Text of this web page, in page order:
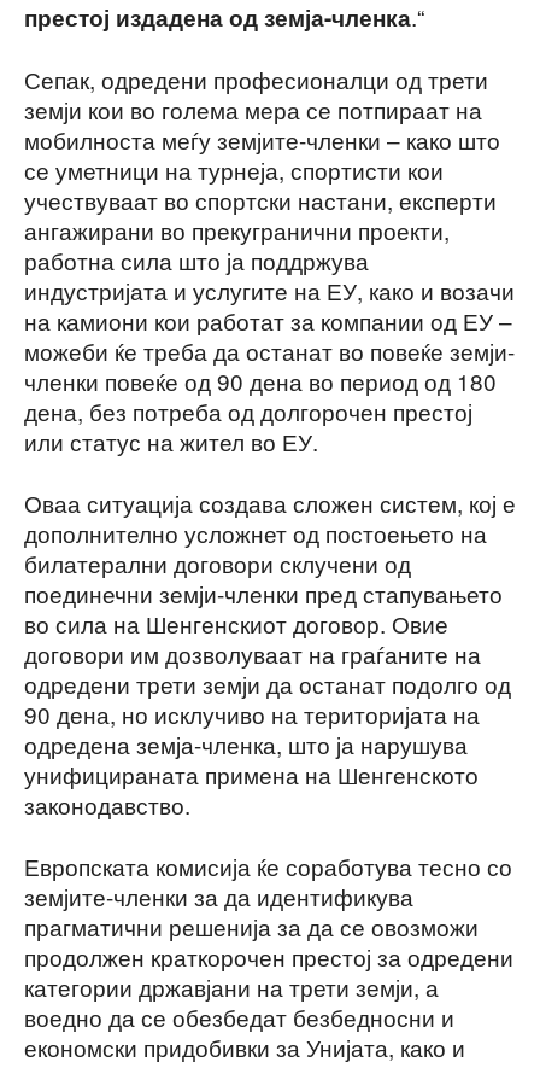
престој издадена од земја-членка.“
Сепак, одредени професионалци од трети
земји кои во голема мера се потпираат на
мобилноста меѓу земјите-членки – како што
се уметници на турнеја, спортисти кои
учествуваат во спортски настани, експерти
ангажирани во прекугранични проекти,
работна сила што ја поддржува
индустријата и услугите на ЕУ, како и возачи
на камиони кои работат за компании од ЕУ –
можеби ќе треба да останат во повеќе земји-
членки повеќе од 90 дена во период од 180
дена, без потреба од долгорочен престој
или статус на жител во ЕУ.
Оваа ситуација создава сложен систем, кој е
дополнително усложнет од постоењето на
билатерални договори склучени од
поединечни земји-членки пред стапувањето
во сила на Шенгенскиот договор. Овие
договори им дозволуваат на граѓаните на
одредени трети земји да останат подолго од
90 дена, но исклучиво на територијата на
одредена земја-членка, што ја нарушува
унифицираната примена на Шенгенското
законодавство.
Европската комисија ќе соработува тесно со
земјите-членки за да идентификува
прагматични решенија за да се овозможи
продолжен краткорочен престој за одредени
категории државјани на трети земји, а
воедно да се обезбедат безбедносни и
економски придобивки за Унијата, како и